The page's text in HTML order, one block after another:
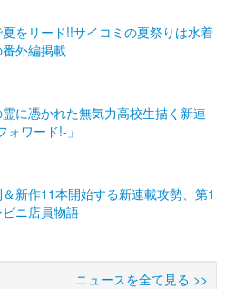
をリード!!サイコミの夏祭りは水着
外編掲載
に憑かれた無気力高校生描く新連
ワード!-」
新作11本開始する新連載攻勢、第1
ニ店員物語
ニュースを全て見る >>